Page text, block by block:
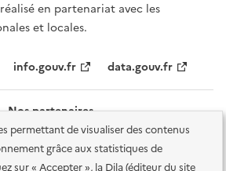
permettant de visualiser des contenus
grâce aux statistiques de
sur « Accepter », la Dila (éditeur du site
en partenariat avec les
et locales.
info.gouv.fr data.gouv.fr
Nos partenaires